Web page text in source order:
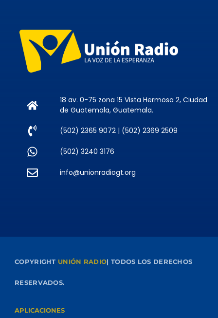
18 av. 0-75 zona 15 Vista Hermosa 2, Ciudad
de Guatemala, Guatemala.
(502) 2365 9072 | (502) 2369 2509
(502) 3240 3176
info@unionradiogt.org
COPYRIGHT UNIÓN RADIO| TODOS LOS DERECHOS
RESERVADOS.
APLICACIONES